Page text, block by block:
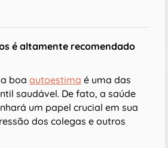
é altamente recomendado
boa autoestima é uma das
saudável. De fato, a saúde
um papel crucial em sua
dos colegas e outros